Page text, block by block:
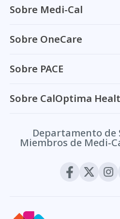
Sobre Medi-Cal
Sobre OneCare
Sobre PACE
Sobre CalOptima
Departamento de
Miembros de Medi-